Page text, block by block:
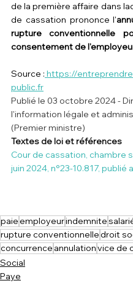
de la première affaire dans
de cassation prononce l'
rupture conventionnelle
consentement de
Source : https://
public.fr
Publié le 03 octobre 2024 -
l'information légale et
(Premier ministre)
Textes de loi et références
Cour de cassation, chambre
juin 2024, n°23-10.817, publié
paieemployeurindemnite
rupture conventionnelledroit
concurrence annulationvice de
Social
Paye